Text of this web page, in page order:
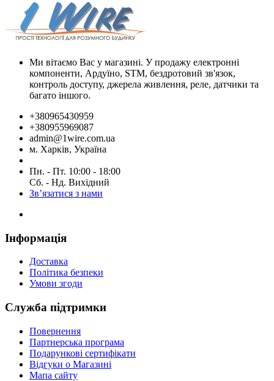
Ми вітаємо Вас у магазині. У продажу електронні
компоненти, Ардуїно, STM, бездротовий зв'язок,
контроль доступу, джерела живлення, реле, датчики та
багато іншого.
+380965430959
+380955969087
admin@1wire.com.ua
м. Харків, Україна
Пн. - Пт. 10:00 - 18:00
Сб. - Нд. Вихідний
Зв’язатися з нами
Інформація
Доставка
Політика безпеки
Умови згоди
Служба підтримки
Повернення
Партнерська програма
Подарункові сертифікати
Відгуки о Магазині
Мапа сайту